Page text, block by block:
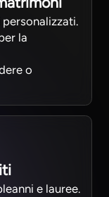
la
o
e lauree.